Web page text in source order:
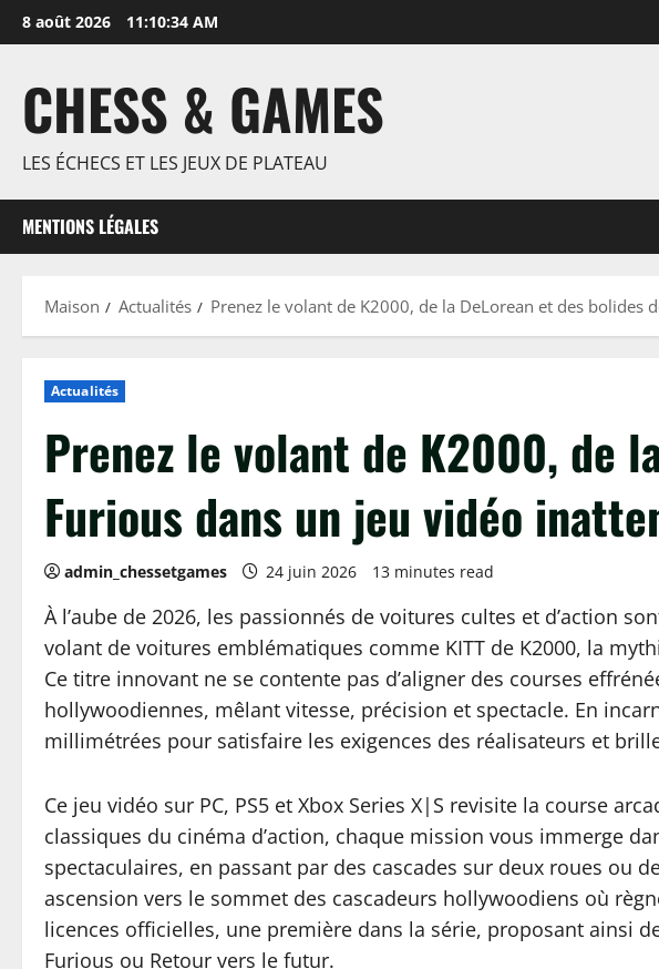
Passer
au
8 août 2026 11:10:35 AM
CHESS & GAMES
LES ÉCHECS ET LES JEUX DE PLATEAU
MENTIONS LÉGALES
Maison Actualités Prenez le volant de K2000, de la DeLorean et des
Actualités
Prenez le volant de K2000, de
Furious dans un jeu vidéo
admin_chessetgames 24 juin 2026 13 minutes read
À l’aube de 2026, les passionnés de voitures cultes et d’action
volant de voitures emblématiques comme KITT de K2000, la
Ce titre innovant ne se contente pas d’aligner des courses
hollywoodiennes, mêlant vitesse, précision et spectacle. En
millimétrées pour satisfaire les exigences des réalisateurs et
Ce jeu vidéo sur PC, PS5 et Xbox Series X|S revisite la course
classiques du cinéma d’action, chaque mission vous immerge
spectaculaires, en passant par des cascades sur deux roues ou
ascension vers le sommet des cascadeurs hollywoodiens où
licences officielles, une première dans la série, proposant ainsi
Furious ou Retour vers le futur.